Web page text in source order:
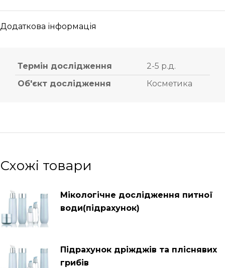
Додаткова інформація
Термін дослідження
2-5 р.д.
Об'єкт дослідження
Косметика
Схожі товари
Мікологічне дослідження питної
води(підрахунок)
Підрахунок дріжджів та пліснявих
грибів